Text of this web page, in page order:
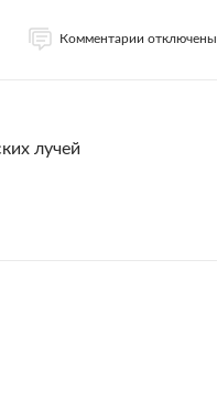
Комментарии отключены
лучей